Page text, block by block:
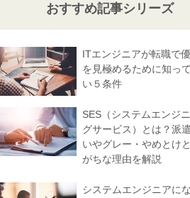
おすすめ記事シリーズ
ITエンジニアが転職で
を見極めるために知っ
い５条件
SES（システムエンジ
グサービス）とは？派
いやグレー・やめとけ
がちな理由を解説
システムエンジニアに